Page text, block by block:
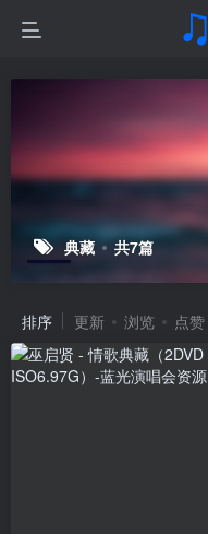
典藏 共7篇
排序 更新 浏览 点赞